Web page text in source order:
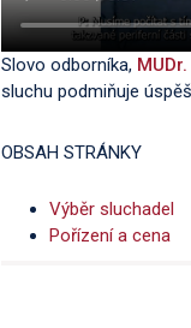
Slovo odborníka,
sluchu podmiňuje
OBSAH STRÁNKY
Výběr sluchadel
Pořízení a cena